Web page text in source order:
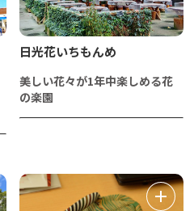
日光花いちもんめ
美しい花々が1年中楽しめる花
の楽園